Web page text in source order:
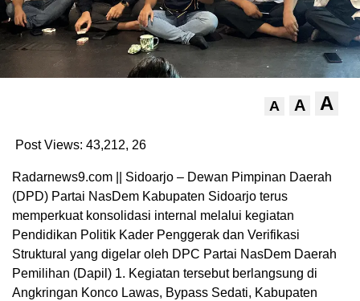
A A A
Post Views: 43,212, 26
Radarnews9.com || Sidoarjo – Dewan Pimpinan Daerah
(DPD) Partai NasDem Kabupaten Sidoarjo terus
memperkuat konsolidasi internal melalui kegiatan
Pendidikan Politik Kader Penggerak dan Verifikasi
Struktural yang digelar oleh DPC Partai NasDem Daerah
Pemilihan (Dapil) 1. Kegiatan tersebut berlangsung di
Angkringan Konco Lawas, Bypass Sedati, Kabupaten